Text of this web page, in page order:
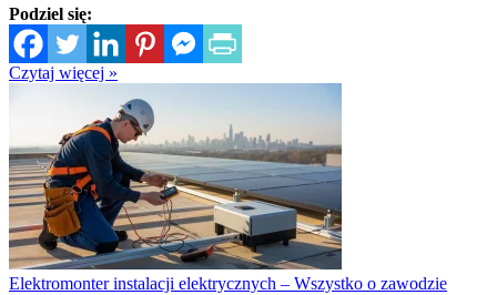
Podziel się:
Czytaj więcej »
Elektromonter instalacji elektrycznych – Wszystko o zawodzie